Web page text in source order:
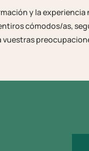
y la experiencia
cómodos/as,
vuestras